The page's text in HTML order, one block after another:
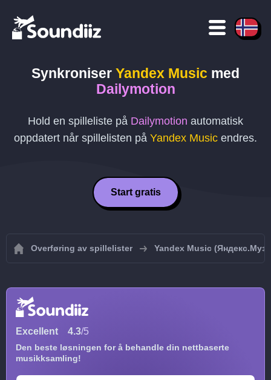
Synkroniser Yandex Music med
Dailymotion
Hold en spilleliste på Dailymotion automatisk
oppdatert når spillelisten på Yandex Music endres.
Start gratis
Overføring av spillelister Yandex Music
Excellent 4.3/5
Den beste løsningen for å behandle din nettbaserte
musikksamling!